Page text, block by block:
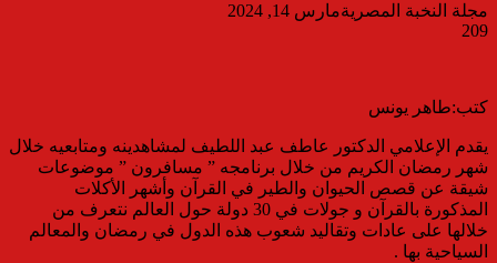
مجلة النخبة المصريةمارس 14, 2024
209
كتب:طاهر يونس
يقدم الإعلامي الدكتور عاطف عبد اللطيف لمشاهدينه ومتابعيه خلال
شهر رمضان الكريم من خلال برنامجه ” مسافرون ” موضوعات
شيقة عن قصص الحيوان والطير في القرآن وأشهر الأكلات
المذكورة بالقرآن و جولات في 30 دولة حول العالم نتعرف من
خلالها على عادات وتقاليد شعوب هذه الدول في رمضان والمعالم
السياحية بها .